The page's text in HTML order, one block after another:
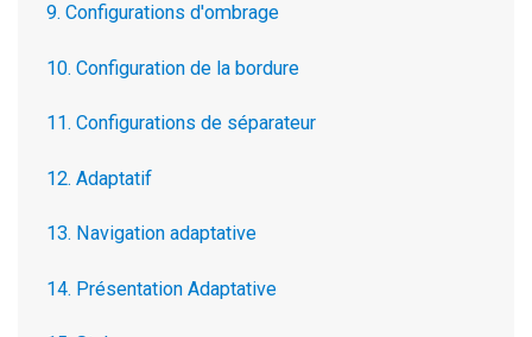
9. Configurations d'ombrage
10. Configuration de la bordure
11. Configurations de séparateur
12. Adaptatif
13. Navigation adaptative
14. Présentation Adaptative